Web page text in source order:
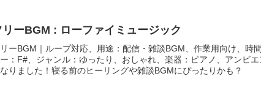
リーBGM : ローファイミュージック
ーBGM｜ループ対応、用途：配信・雑談BGM、作業用向け、時
：F#、ジャンル：ゆったり、おしゃれ、楽器：ピアノ、アンビ
りました！寝る前のヒーリングや雑談BGMにぴったりかも？